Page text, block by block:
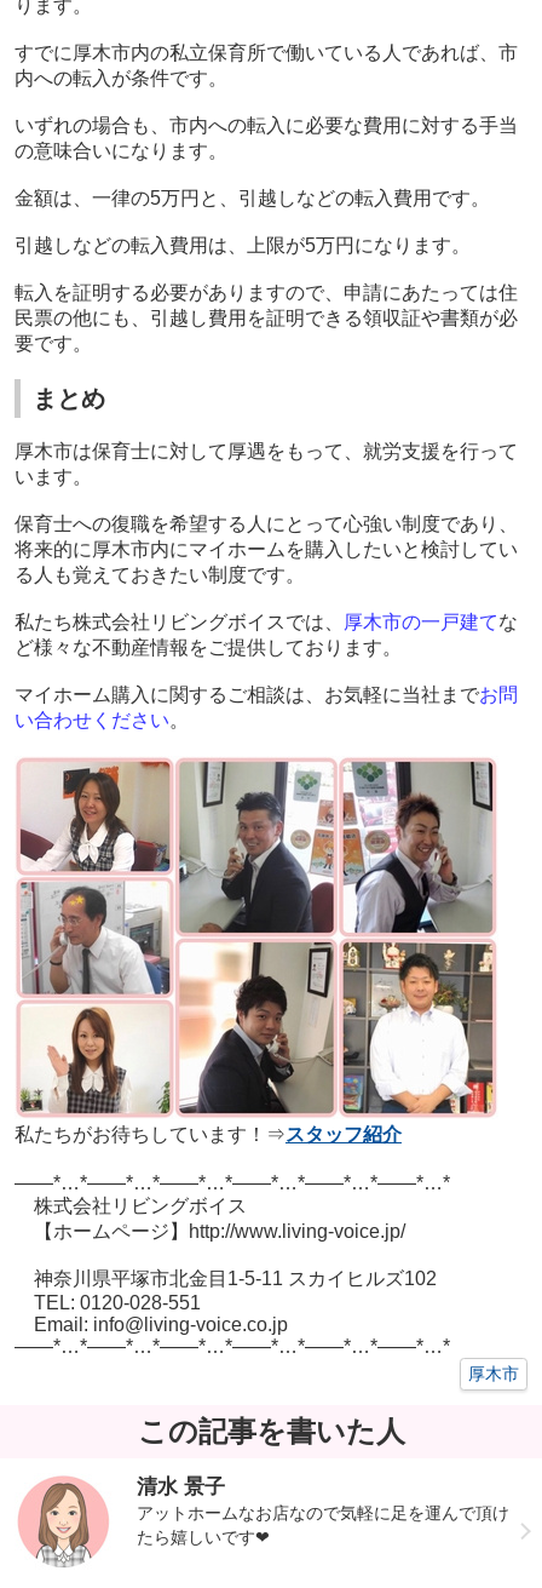
ります。
すでに厚木市内の私立保育所で働いている人であれば、市
内への転入が条件です。
いずれの場合も、市内への転入に必要な費用に対する手当
の意味合いになります。
金額は、一律の5万円と、引越しなどの転入費用です。
引越しなどの転入費用は、上限が5万円になります。
転入を証明する必要がありますので、申請にあたっては住
民票の他にも、引越し費用を証明できる領収証や書類が必
要です。
まとめ
厚木市は保育士に対して厚遇をもって、就労支援を行って
います。
保育士への復職を希望する人にとって心強い制度であり、
将来的に厚木市内にマイホームを購入したいと検討してい
る人も覚えておきたい制度です。
私たち株式会社リビングボイスでは、 厚木市の一戸建てな
ど様々な不動産情報をご提供しております。
マイホーム購入に関するご相談は、お気軽に当社までお問
い合わせください。
私たちがお待ちしています！⇒スタッフ紹介
——*…*——*…*——*…*——*…*——*…*——*…*
株式会社リビングボイス
【ホームページ】http://www.living-voice.jp/
神奈川県平塚市北金目1-5-11 スカイヒルズ102
TEL: 0120-028-551
Email: info@living-voice.co.jp
——*…*——*…*——*…*——*…*——*…*——*…*
厚木市
この記事を書いた人
清水 景子
アットホームなお店なので気軽に足を運んで頂け
たら嬉しいです❤︎